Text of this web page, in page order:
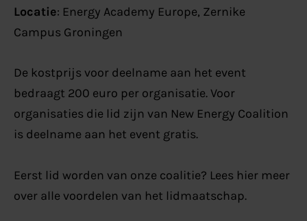
Locatie: Energy Academy Europe, Zernike
Campus Groningen
De kostprijs voor deelname aan het event
bedraagt 200 euro per organisatie. Voor
organisaties die lid zijn van New Energy Coalition
is deelname aan het event gratis.
Eerst lid worden van onze coalitie? Lees hier meer
over alle voordelen van het lidmaatschap.